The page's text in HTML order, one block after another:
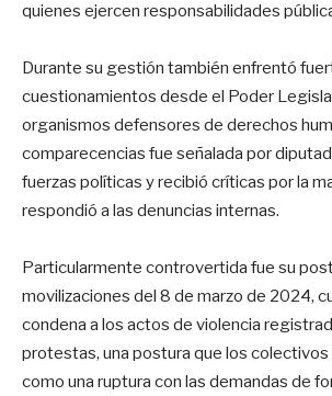
quienes ejercen responsabilidades
Durante su gestión también enfrentó
cuestionamientos desde el Poder
organismos defensores de derechos
comparecencias fue señalada por
fuerzas políticas y recibió críticas por la
respondió a las denuncias internas.
Particularmente controvertida fue su
movilizaciones del 8 de marzo de 2024,
condena a los actos de violencia
protestas, una postura que los
como una ruptura con las demandas de